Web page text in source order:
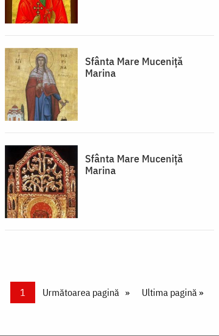
Sfânta Mare Muceniță
Marina
Sfânta Mare Muceniță
Marina
PaginareCurrent page
1 Next page
Următoarea pagină Last page
Ultima pagină »